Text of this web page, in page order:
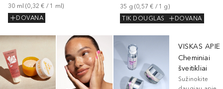
30 ml (0,32 € / 1 ml)
DOVANA
35 g (0,57 € / 1 g)
TIK DOUGLAS
DOVANA
Praleisti slankiklį
VISKAS APIE
Cheminiai
šveitikliai
Sužinokite